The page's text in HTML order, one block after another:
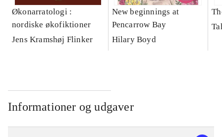
Økonarratologi :
nordiske økofiktioner
Jens Kramshøj Flinker
New beginnings at
Pencarrow Bay
Hilary Boyd
Informationer og udgaver